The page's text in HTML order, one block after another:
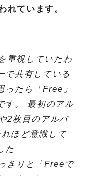
れています。
重視していたわ
で共有している
ったら「Free」
す。 最初のアル
2枚目のアルバ
ほど意識して
た
きりと「Freeで